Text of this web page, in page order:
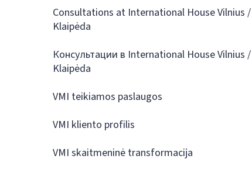
Consultations at International House Vilnius /
Klaipėda
Консультации в International House Vilnius /
Klaipėda
VMI teikiamos paslaugos
VMI kliento profilis
VMI skaitmeninė transformacija